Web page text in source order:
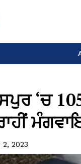
‘ਚ
2023